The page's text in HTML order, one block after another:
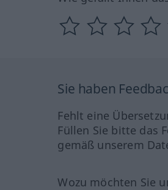
Sie haben
Fehlt eine
Füllen Sie bitte das
gemäß unserem
Wozu möchten Sie